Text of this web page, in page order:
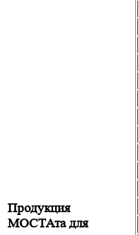
Продукция
МОСТАта для